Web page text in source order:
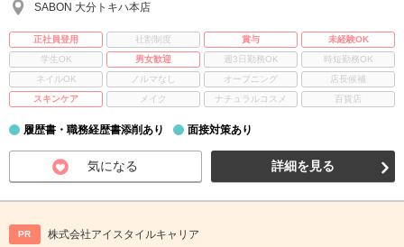
SABON 大分トキハ本店
正社員登用 社割制度 賞与
未経験OK
学生OK
男女歓迎 週3日勤務OK
時短勤務OK
ネイルOK
ノルマなし オープニング
店長候補
スキンケア
メイク ナチュラルコスメ 百貨店
履歴書・職務経歴書添削あり 面接対策あり
気になる 詳細を見る
PR 株式会社アイスタイルキャリア